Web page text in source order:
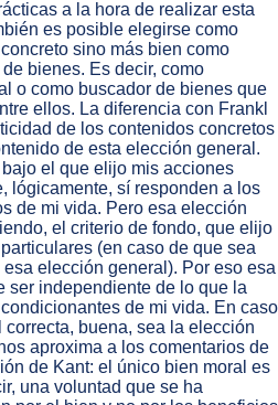
a la hora de realizar esta
es posible elegirse como
sino más bien como
bienes. Es decir, como
o como buscador de bienes que
ellos. La diferencia con Frankl
de los contenidos concretos
de esta elección general.
el que elijo mis acciones
lógicamente, sí responden a los
de mi vida. Pero esa elección
el criterio de fondo, que elijo
(en caso de que sea
elección general). Por eso esa
ser independiente de lo que la
de mi vida. En caso
correcta, buena, sea la elección
aproxima a los comentarios de
de Kant: el único bien moral es
una voluntad que se ha